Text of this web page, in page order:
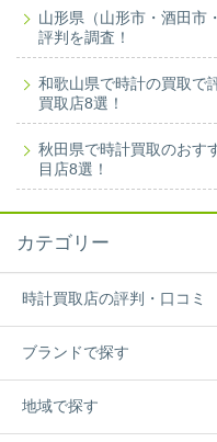
山形県（山形市・酒田市
評判を調査！
和歌山県で時計の買取で
買取店8選！
秋田県で時計買取のおす
目店8選！
カテゴリー
時計買取店の評判・口コミ
ブランドで探す
地域で探す